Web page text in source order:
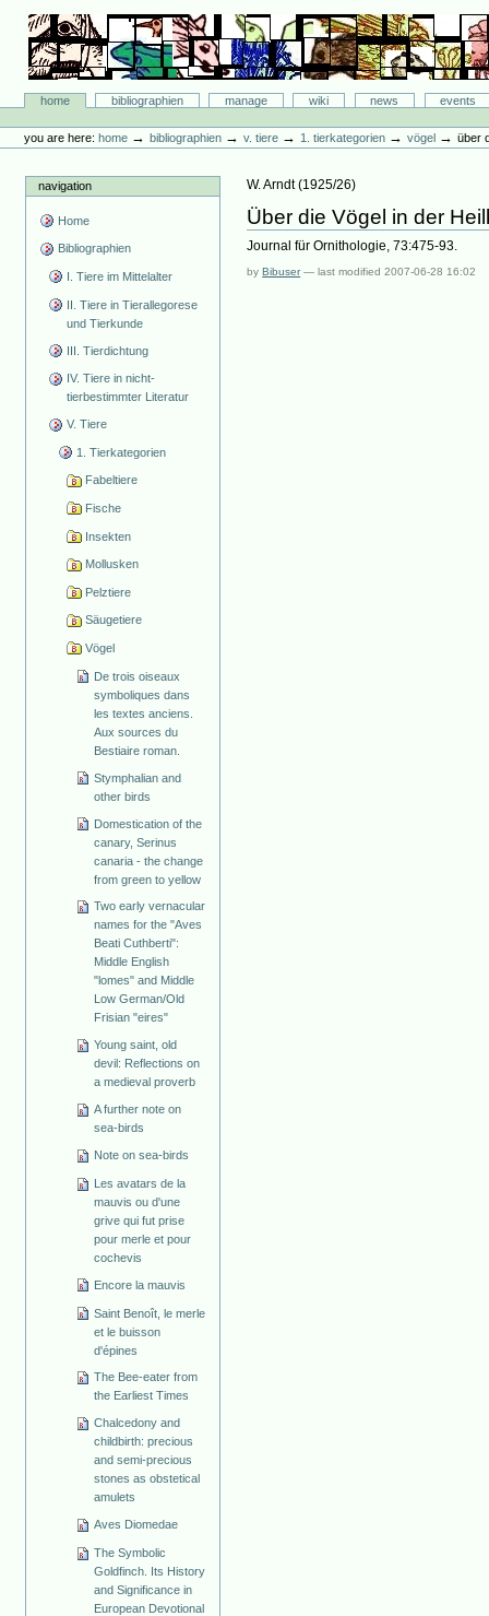
content.
navigation
Bibliographie-Portal
Sectionshome bibliographien manage wiki news
events
tools
you are here: home →bibliographien →v. tiere →1. tierkategorien →vögel →über
navigation
Home
Bibliographien
I. Tiere im Mittelalter
II. Tiere in Tierallegorese
und Tierkunde
III. Tierdichtung
IV. Tiere in nicht-
tierbestimmter Literatur
V. Tiere
1. Tierkategorien
Fabeltiere
Fische
Insekten
Mollusken
Pelztiere
Säugetiere
Vögel
De trois oiseaux
symboliques dans
les textes anciens.
Aux sources du
Bestiaire roman.
Stymphalian and
other birds
Domestication of the
canary, Serinus
canaria - the change
from green to yellow
Two early vernacular
names for the "Aves
Beati Cuthberti":
Middle English
"lomes" and Middle
Low German/Old
Frisian "eires"
Young saint, old
devil: Reflections on
a medieval proverb
A further note on
sea-birds
Note on sea-birds
Les avatars de la
mauvis ou d'une
grive qui fut prise
pour merle et pour
cochevis
Encore la mauvis
Saint Benoît, le merle
et le buisson
d'épines
The Bee-eater from
the Earliest Times
Chalcedony and
childbirth: precious
and semi-precious
stones as obstetical
amulets
Aves Diomedae
The Symbolic
Goldfinch. Its History
and Significance in
European Devotional
W. Arndt(1925/26)
Über die Vögel in der
Journal für Ornithologie, 73:475-93.
byBibuser —last modified2007-06-28 16:02